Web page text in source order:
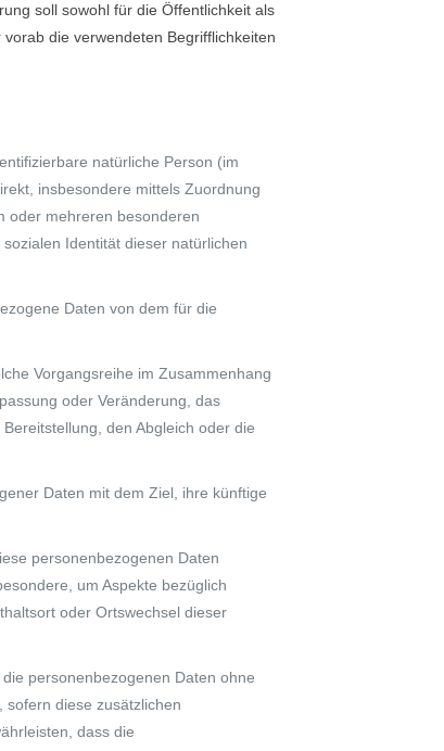
soll sowohl für die Öffentlichkeit als
die verwendeten Begrifflichkeiten
natürliche Person (im
insbesondere mittels Zuordnung
oder mehreren besonderen
Identität dieser natürlichen
Daten von dem für die
Vorgangsreihe im Zusammenhang
oder Veränderung, das
den Abgleich oder die
Daten mit dem Ziel, ihre künftige
personenbezogenen Daten
um Aspekte bezüglich
oder Ortswechsel dieser
personenbezogenen Daten ohne
diese zusätzlichen
dass die